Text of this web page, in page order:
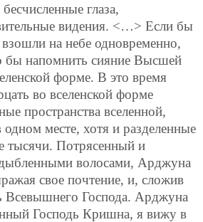
глаза,
видения. <…> Если бы
на небе одновременно,
бы напомнить сияние Высшей
форме. В это время
во вселенской форме
пространства вселенной,
месте, хотя и разделенные
тысячи. Потрясенный и
волосами, Арджуна
свое почтение, и, сложив
Всевышнего Господа. Арджуна
Господь Кришна, я вижу в